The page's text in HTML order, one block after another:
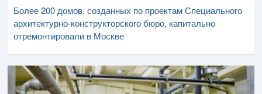
Более 200 домов, созданных по проектам Специального
архитектурно-конструкторского бюро, капитально
отремонтировали в Москве